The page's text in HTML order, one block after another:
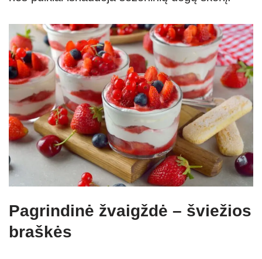
Pagrindinė žvaigždė – šviežios
braškės